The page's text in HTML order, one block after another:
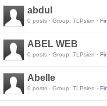
abdul
0 posts · Group: TLPsien ·
ABEL WEB
0 posts · Group: TLPsien ·
Abelle
0 posts · Group: TLPsien ·